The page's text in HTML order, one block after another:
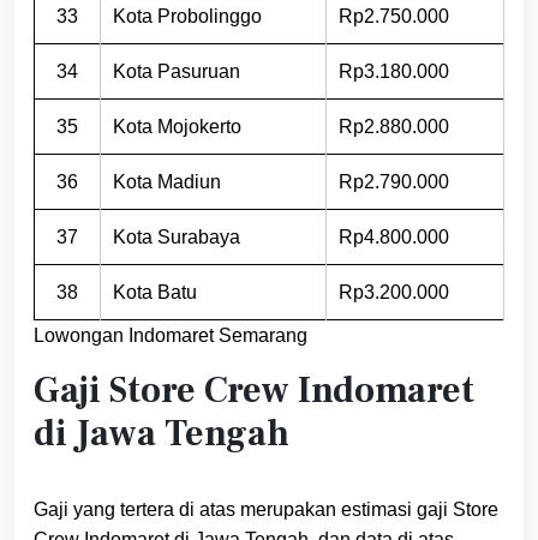
33 Kota Probolinggo Rp2.750.000
34 Kota Pasuruan Rp3.180.000
35 Kota Mojokerto Rp2.880.000
36 Kota Madiun Rp2.790.000
37 Kota Surabaya Rp4.800.000
38 Kota Batu Rp3.200.000
Lowongan Indomaret Semarang
Gaji Store Crew Indomaret
di Jawa Tengah
Gaji yang tertera di atas merupakan estimasi gaji Store